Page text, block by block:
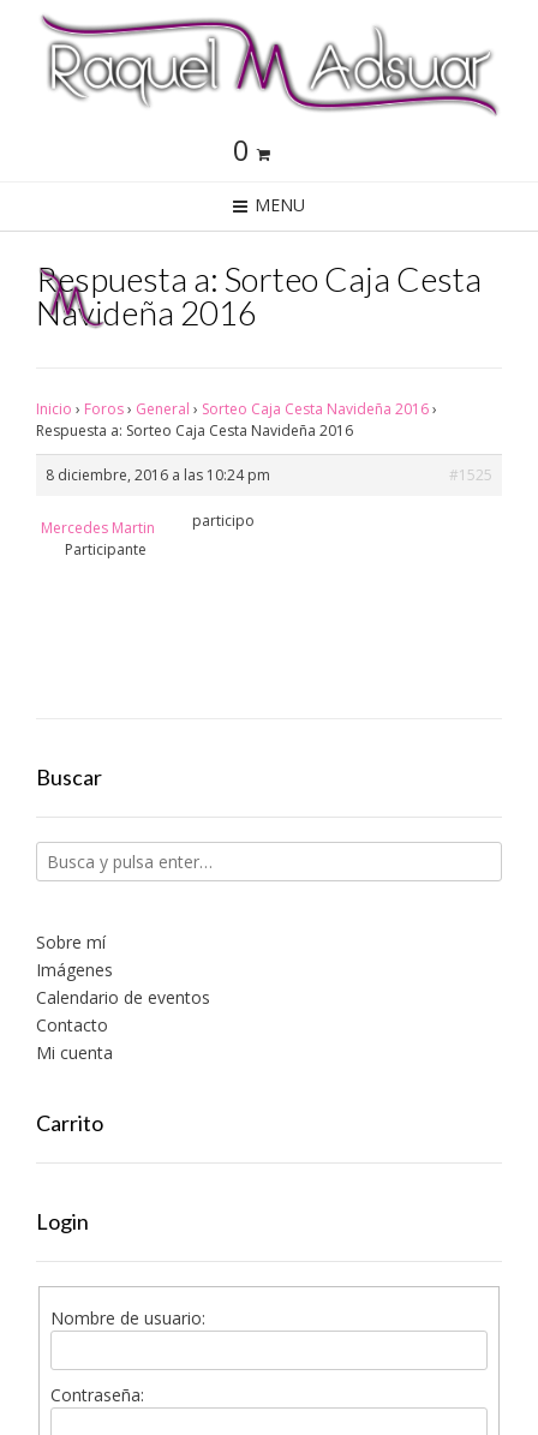
0
MENU
Respuesta a: Sorteo Caja Cesta
Navideña 2016
Inicio › Foros› General › Sorteo Caja Cesta Navideña 2016›
Respuesta a: Sorteo Caja Cesta Navideña 2016
8 diciembre, 2016 a las 10:24 pm #1525
Mercedes Martin
Participante
participo
Buscar
Sobre mí
Imágenes
Calendario de eventos
Contacto
Mi cuenta
Carrito
Login
Nombre de usuario:
Contraseña: